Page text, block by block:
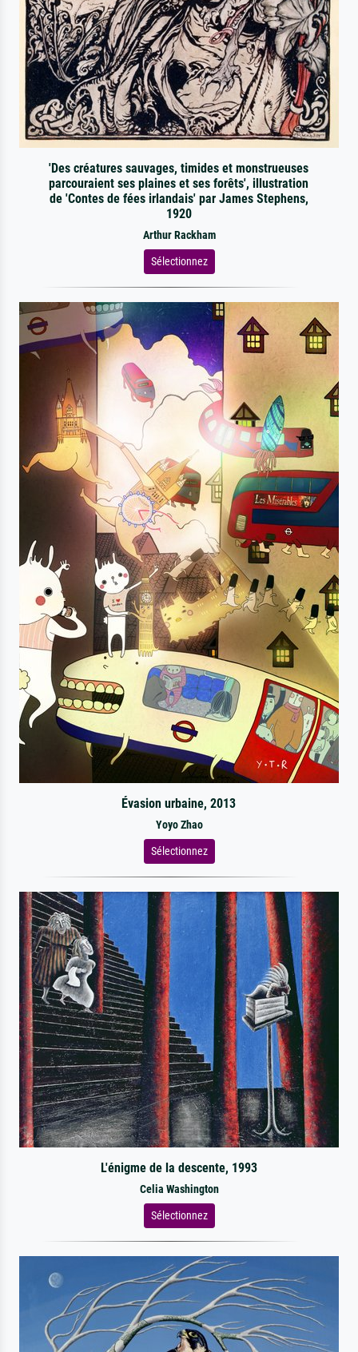
'Des créatures sauvages, timides et monstrueuses
parcouraient ses plaines et ses forêts', illustration
de 'Contes de fées irlandais' par James Stephens,
1920
Arthur Rackham
Sélectionnez
Évasion urbaine, 2013
Yoyo Zhao
Sélectionnez
L'énigme de la descente, 1993
Celia Washington
Sélectionnez